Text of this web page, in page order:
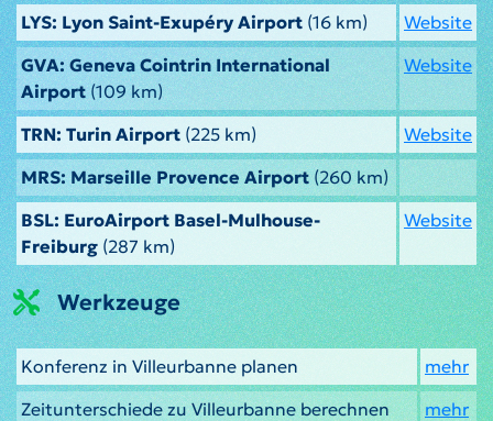
LYS: Lyon Saint-Exupéry Airport (16 km)
Website
GVA: Geneva Cointrin International
Airport(109 km)
Website
TRN: Turin Airport (225 km)
Website
MRS: Marseille Provence Airport(260 km)
BSL: EuroAirport Basel-Mulhouse-
Freiburg (287 km)
Website
Werkzeuge
Konferenz in Villeurbanne planen
mehr
Zeitunterschiede zu Villeurbanne berechnen
mehr